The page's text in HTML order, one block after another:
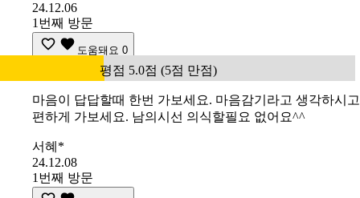
24.12.06
1번째 방문
도움돼요 0
평점 5.0점 (5점 만점)
마음이 답답할때 한번 가보세요. 마음감기라고 생각하시고
편하게 가보세요. 남의시선 의식할필요 없어요^^
서혜*
24.12.08
1번째 방문